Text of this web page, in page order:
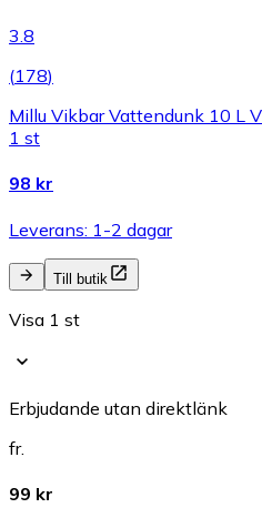
3.8
(178)
Millu Vikbar Vattendunk 10 L
1 st
98 kr
Leverans: 1-2 dagar
Till butik
Visa 1 st
Erbjudande utan direktlänk
fr.
99 kr